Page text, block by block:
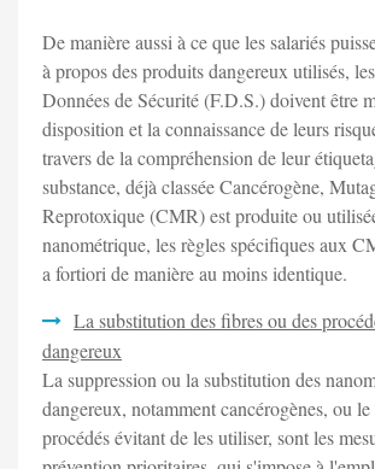
De manière aussi à ce que les salariés
à propos des produits dangereux utilisés,
Données de Sécurité (F.D.S.) doivent être
disposition et la connaissance de leurs
travers de la compréhension de leur
substance, déjà classée Cancérogène,
Reprotoxique (CMR) est produite ou
nanométrique, les règles spécifiques aux
a fortiori de manière au moins identique.
La substitution des fibres ou des
dangereux
La suppression ou la substitution des
dangereux, notamment cancérogènes, ou le
procédés évitant de les utiliser, sont les